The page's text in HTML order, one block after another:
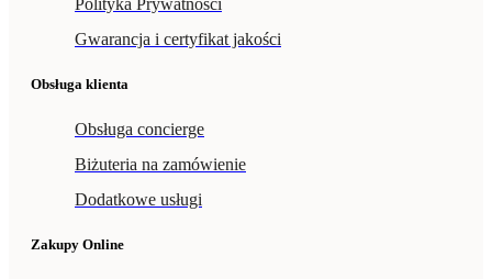
Gwarancja i certyfikat jakości
Obsługa klienta
Obsługa concierge
Biżuteria na zamówienie
Dodatkowe usługi
Zakupy Online